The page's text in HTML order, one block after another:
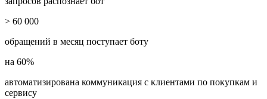
> 60 000
обращений в месяц поступает боту
на 60%
автоматизирована коммуникация с клиентами по покупкам и
сервису